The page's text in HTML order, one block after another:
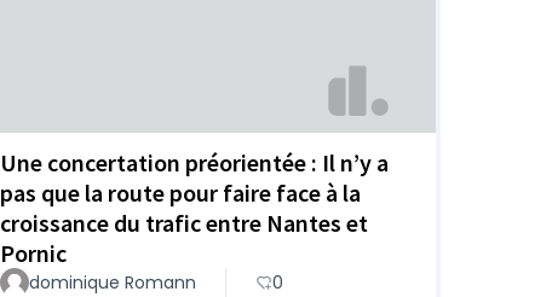
Une concertation préorientée : Il n’y a
pas que la route pour faire face à la
croissance du trafic entre Nantes et
Pornic
dominique Romann 0